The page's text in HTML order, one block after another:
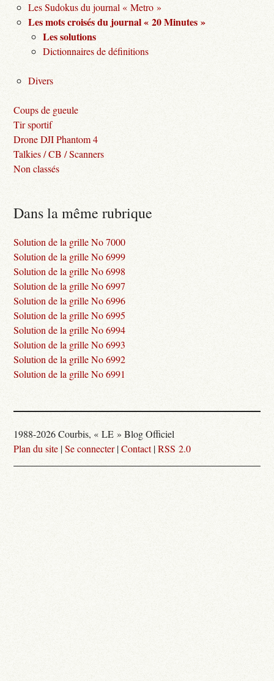
Les Sudokus du journal « Metro »
Les mots croisés du journal « 20 Minutes »
Les solutions
Dictionnaires de définitions
Divers
Coups de gueule
Tir sportif
Drone DJI Phantom 4
Talkies / CB / Scanners
Non classés
Dans la même rubrique
Solution de la grille No 7000
Solution de la grille No 6999
Solution de la grille No 6998
Solution de la grille No 6997
Solution de la grille No 6996
Solution de la grille No 6995
Solution de la grille No 6994
Solution de la grille No 6993
Solution de la grille No 6992
Solution de la grille No 6991
1988-2026 Courbis, « LE » Blog Officiel
Plan du site |Se connecter|Contact|RSS 2.0